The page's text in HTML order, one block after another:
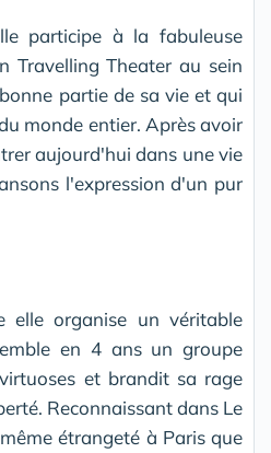
participe à la fabuleuse
Travelling Theater au sein
partie de sa vie et qui
monde entier. Après avoir
aujourd'hui dans une vie
l'expression d'un pur
elle organise un véritable
en 4 ans un groupe
et brandit sa rage
Reconnaissant dans Le
étrangeté à Paris que